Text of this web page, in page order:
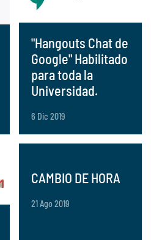
"Hangouts Chat de
Google" Habilitado
para toda la
Universidad.
6 Dic 2019
CAMBIO DE HORA
21 Ago 2019